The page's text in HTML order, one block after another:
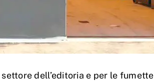
dell’editoria e per le